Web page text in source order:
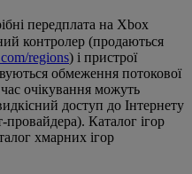
передплата на Xbox
контролер (продаються
regions) і пристрої
обмеження потокової
час очікування можуть
доступ до Інтернету
провайдера). Каталог ігор
хмарних ігор